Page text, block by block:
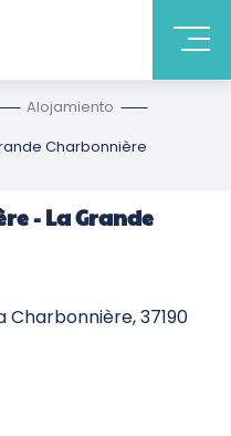
Alojamiento
Charbonnière
- La Grande
Charbonnière, 37190